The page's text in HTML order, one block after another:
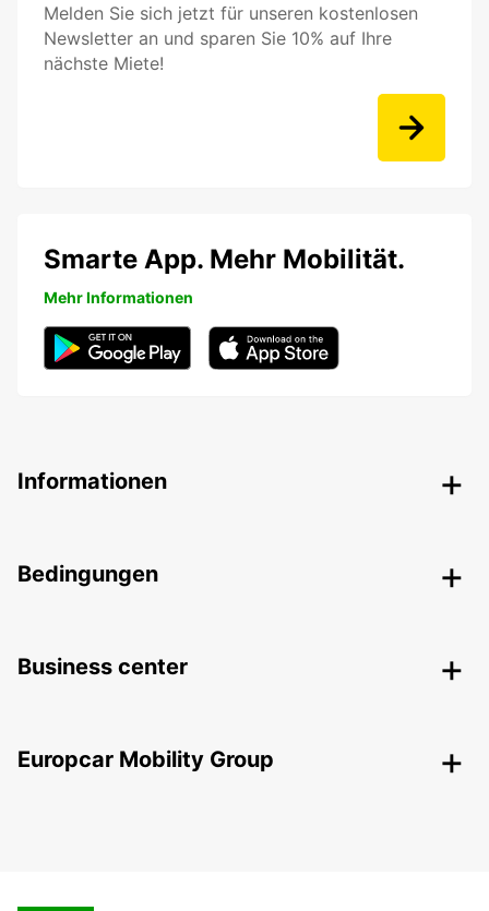
Melden Sie sich jetzt für unseren kostenlosen
Newsletter an und sparen Sie 10% auf Ihre
nächste Miete!
Smarte App. Mehr Mobilität.
Mehr Informationen
Informationen
Bedingungen
Business center
Europcar Mobility Group